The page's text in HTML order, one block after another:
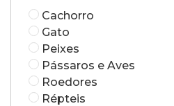
Cachorro
Gato
Peixes
Pássaros e Aves
Roedores
Répteis